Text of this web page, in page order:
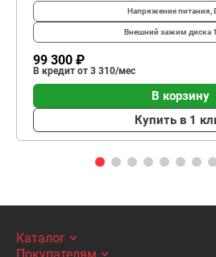
Напряжение питания,
Внешний зажим диска
99 300 ₽
В кредит от 3 310/мес
В корзину
Купить в 1
Каталог
Покупателям